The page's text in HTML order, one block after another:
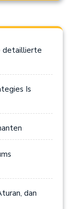
detaillierte
Is
dan